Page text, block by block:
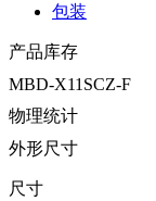
包装
产品库存
MBD-X11SCZ-F
物理统计
外形尺寸
尺寸